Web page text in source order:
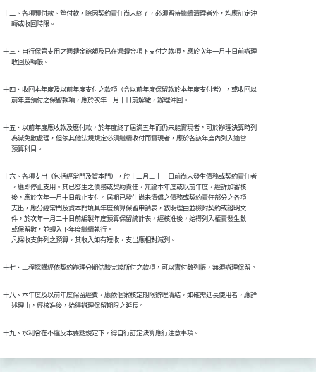
十二、各項預付款、墊付款，除因契約責任尚未終了，必須留待繼續清理者外，均應訂定沖
      轉或收回時限。
十三、自行保管支用之週轉金餘額及已在週轉金項下支付之款項，應於次年一月十日前辦理
      收回及轉帳。
十四、收回本年度及以前年度支付之款項（含以前年度保留款於本年度支付者），或收回以
      前年度預付之保留款項，應於次年一月十日前解繳，辦理沖回。
十五、以前年度應收款及應付款，於年度終了屆滿五年而仍未能實現者，可於辦理決算時列
      為減免數處理，但依其他法規規定必須繼續收付而實現者，應於各該年度內列入適當
      預算科目。
十六、各項支出（包括經常門及資本門），於十二月三十一日前尚未發生債務或契約責任者
      ，應即停止支用。其已發生之債務或契約責任，無論本年度或以前年度，經詳加審核
      後，應於次年一月十日截止支付。屆期已發生尚未清償之債務或契約責任部分之各項
      支出，應分經常門及資本門填具年度預算保留申請表，敘明理由並檢附契約或證明文
      件，於次年一月二十日前編製年度預算保留統計表，經核准後，始得列入權責發生數
      或保留數，並轉入下年度繼續執行。
      凡採收支併列之預算，其收入如有短收，支出應相對減列。
十七、工程採購經依契約辦理分期估驗完竣所付之款項，可以實付數列帳，無須辦理保留。
十八、本年度及以前年度保留經費，應依個案核定期限辦理清結，如確需延長使用者，應詳
      述理由，經核准後，始得辦理保留期限之延長。
十九、水利會在不違反本要點規定下，得自行訂定決算應行注意事項。